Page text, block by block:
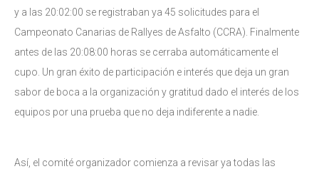
y a las 20:02:00 se registraban ya 45 solicitudes para el
Campeonato Canarias de Rallyes de Asfalto (CCRA). Finalmente
antes de las 20:08:00 horas se cerraba automáticamente el
cupo. Un gran éxito de participación e interés que deja un gran
sabor de boca a la organización y gratitud dado el interés de los
equipos por una prueba que no deja indiferente a nadie.
Así, el comité organizador comienza a revisar ya todas las